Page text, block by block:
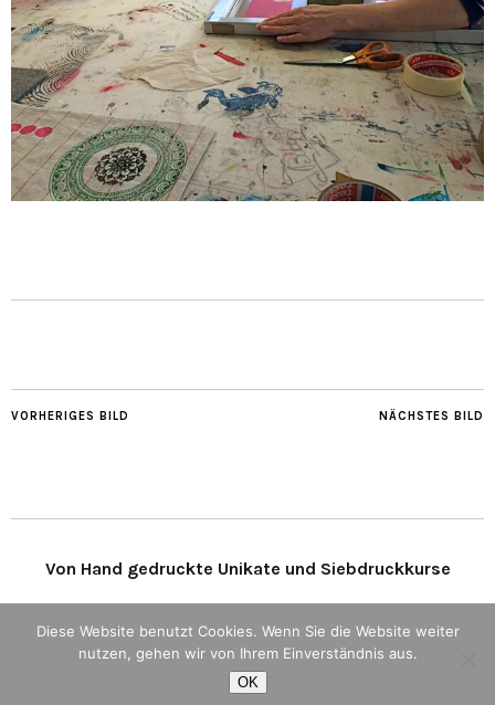
NÄCHSTES BILD
VORHERIGES BILD
Von Hand gedruckte Unikate und Siebdruckkurse
Copyright © 2015 Alexandra Lenz | Siebdruck | von Hand gedruckte Unikate |
Textildesign | Siebdruckkurse in eigener Werkstatt in Köln | Wohntextilien z.B.
Kissen, Tischwäsche | Wohnberatung
Diese Website benutzt Cookies. Wenn Sie die Website weiter
nutzen, gehen wir von Ihrem Einverständnis aus.
OK